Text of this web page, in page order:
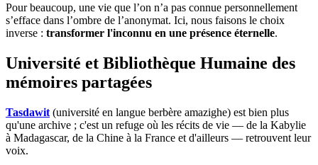
Pour beaucoup, une vie que l’on n’a pas connue personnellement
s’efface dans l’ombre de l’anonymat. Ici, nous faisons le choix
inverse : transformer l'inconnu en une présence éternelle.
Université et Bibliothèque Humaine des
mémoires partagées
Tasdawit (université en langue berbère amazighe) est bien plus
qu'une archive ; c'est un refuge où les récits de vie — de la Kabylie
à Madagascar, de la Chine à la France et d'ailleurs — retrouvent leur
voix.